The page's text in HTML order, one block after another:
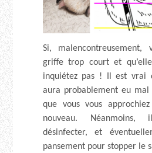
Si, malencontreusement,
griffe trop court et
inquiétez pas ! Il est vrai
aura probablement eu
que vous vous
nouveau.
désinfecter, et
pansement pour stopper le